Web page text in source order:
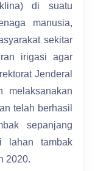
di suatu
manusia,
sekitar
irigasi agar
Jenderal
melaksanakan
telah berhasil
sepanjang
lahan tambak
2020.